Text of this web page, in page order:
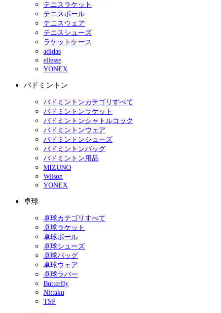
テニスラケット
テニスボール
テニスウェア
テニスシューズ
ラケットケース
adidas
ellesse
YONEX
バドミントン
バドミントンカテゴリすべて
バドミントンラケット
バドミントンシャトルコック
バドミントンウェア
バドミントンシューズ
バドミントンバッグ
バドミントン用品
MIZUNO
Wilson
YONEX
卓球
卓球カテゴリすべて
卓球ラケット
卓球ボール
卓球シューズ
卓球バッグ
卓球ウェア
卓球ラバー
Butterfly
Nittaku
TSP